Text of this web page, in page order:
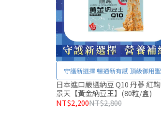
守護新選擇 暢通新有感 頂級御用
日本進口嚴選納豆 Q10 丹蔘 紅
景天【黃金納豆王】(80粒/盒)
NT$2,200NT$2,800